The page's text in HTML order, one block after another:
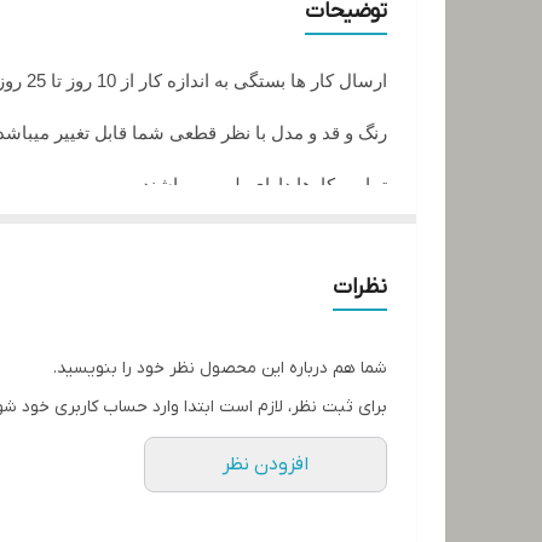
توضیحات
ارسال کار ها بستگی به اندازه کار از 10 روز تا 25 روز زمان میبرد
رنگ و قد و مدل با نظر قطعی شما قابل تغییر
تمامی کارها دارای پلمپ میباشند
در صورت داشتن سوال میتوانید از پشتیبان های ما
نظرات
شما هم درباره این محصول نظر خود را بنویسید.
برای ثبت نظر، لازم است ابتدا وارد حساب کاربری خود
افزودن نظر